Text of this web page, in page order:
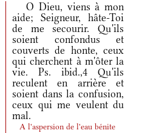
O Dieu, viens à mon
aide; Seigneur, hâte-Toi
de me secourir. Qu'ils
soient confondus et
couverts de honte, ceux
qui cherchent à m'ôter la
vie. Ps. ibid.,4 Qu'ils
reculent en arrière et
soient dans la confusion,
ceux qui me veulent du
mal.
A l'aspersion de l'eau bénite